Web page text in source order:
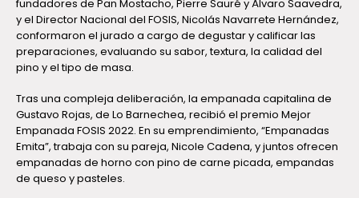
fundadores de Pan Mostacho, Pierre Sauré y Álvaro Saavedra,
y el Director Nacional del FOSIS, Nicolás Navarrete Hernández,
conformaron el jurado a cargo de degustar y calificar las
preparaciones, evaluando su sabor, textura, la calidad del
pino y el tipo de masa.
Tras una compleja deliberación, la empanada capitalina de
Gustavo Rojas, de Lo Barnechea, recibió el premio Mejor
Empanada FOSIS 2022. En su emprendimiento, “Empanadas
Emita”, trabaja con su pareja, Nicole Cadena, y juntos ofrecen
empanadas de horno con pino de carne picada, empandas
de queso y pasteles.